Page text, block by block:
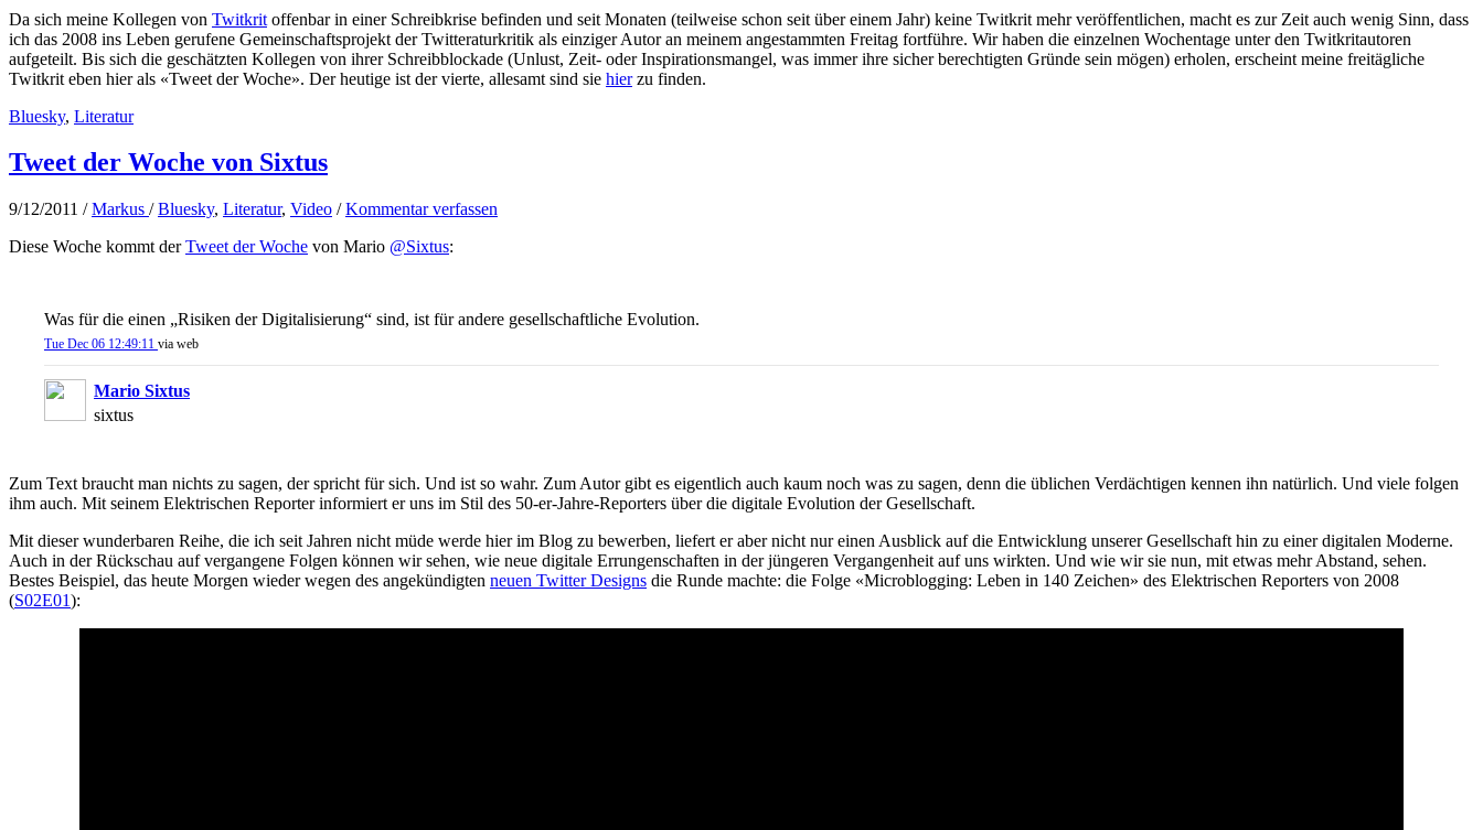
Da sich meine Kollegen von Twitkrit offenbar in einer Schreibkrise befinden und seit Monaten (teilweise schon seit über einem Jahr) keine Twitkrit mehr veröffentlichen, macht es zur Zeit auch wenig Sinn, dass
ich das 2008 ins Leben gerufene Gemeinschaftsprojekt der Twitteraturkritik als einziger Autor an meinem angestammten Freitag fortführe. Wir haben die einzelnen Wochentage unter den Twitkritautoren
aufgeteilt. Bis sich die geschätzten Kollegen von ihrer Schreibblockade (Unlust, Zeit- oder Inspirationsmangel, was immer ihre sicher berechtigten Gründe sein mögen) erholen, erscheint meine freitägliche
Twitkrit eben hier als «Tweet der Woche». Der heutige ist der vierte, allesamt sind sie hierzu finden.
Bluesky, Literatur
Tweet der Woche von Sixtus
9/12/2011 /Markus /Bluesky, Literatur, Video /Kommentar verfassen
Diese Woche kommt derTweet der Woche von Mario @Sixtus:
Was für die einen „Risiken der Digitalisierung“ sind, ist für andere gesellschaftliche Evolution.
Tue Dec 06 12:49:11 via web
Mario Sixtus
sixtus
Zum Text braucht man nichts zu sagen, der spricht für sich. Und ist so wahr. Zum Autor gibt es eigentlich auch kaum noch was zu sagen, denn die üblichen Verdächtigen kennen ihn natürlich. Und viele folgen
ihm auch. Mit seinem Elektrischen Reporter informiert er uns im Stil des 50-er-Jahre-Reporters über die digitale Evolution der Gesellschaft.
Mit dieser wunderbaren Reihe, die ich seit Jahren nicht müde werde hier im Blog zu bewerben, liefert er aber nicht nur einen Ausblick auf die Entwicklung unserer Gesellschaft hin zu einer digitalen Moderne.
Auch in der Rückschau auf vergangene Folgen können wir sehen, wie neue digitale Errungenschaften in der jüngeren Vergangenheit auf uns wirkten. Und wie wir sie nun, mit etwas mehr Abstand, sehen.
Bestes Beispiel, das heute Morgen wieder wegen des angekündigten neuen Twitter Designs die Runde machte: die Folge «Microblogging: Leben in 140 Zeichen» des Elektrischen Reporters von 2008
(S02E01):